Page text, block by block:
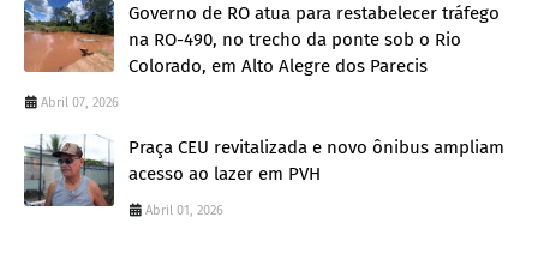
Governo de RO atua para restabelecer tráfego
na RO-490, no trecho da ponte sob o Rio
Colorado, em Alto Alegre dos Parecis
Abril 07, 2026
Praça CEU revitalizada e novo ônibus ampliam
acesso ao lazer em PVH
Abril 01, 2026